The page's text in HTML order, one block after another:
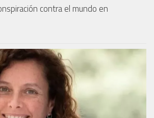
contra el mundo en